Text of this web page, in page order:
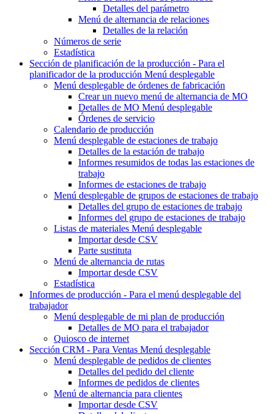
Detalles del parámetro
Menú de alternancia de relaciones
Detalles de la relación
Números de serie
Estadística
Sección de planificación de la producción - Para el
planificador de la producción Menú desplegable
Menú desplegable de órdenes de fabricación
Crear un nuevo menú de alternancia de MO
Detalles de MO Menú desplegable
Órdenes de servicio
Calendario de producción
Menú desplegable de estaciones de trabajo
Detalles de la estación de trabajo
Informes resumidos de todas las estaciones de
trabajo
Informes de estaciones de trabajo
Menú desplegable de grupos de estaciones de trabajo
Detalles del grupo de estaciones de trabajo
Informes del grupo de estaciones de trabajo
Listas de materiales Menú desplegable
Importar desde CSV
Parte sustituta
Menú de alternancia de rutas
Importar desde CSV
Estadística
Informes de producción - Para el menú desplegable del
trabajador
Menú desplegable de mi plan de producción
Detalles de MO para el trabajador
Quiosco de internet
Sección CRM - Para Ventas Menú desplegable
Menú desplegable de pedidos de clientes
Detalles del pedido del cliente
Informes de pedidos de clientes
Menú de alternancia para clientes
Importar desde CSV